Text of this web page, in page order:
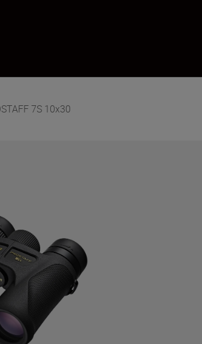
7S 10x30